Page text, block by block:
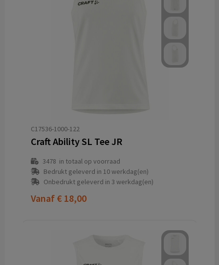
C17536-1000-122
Craft Ability SL Tee JR
3478 in totaal op voorraad
Bedrukt geleverd in 10 werkdag(en)
Onbedrukt geleverd in 3 werkdag(en)
Vanaf € 18,00